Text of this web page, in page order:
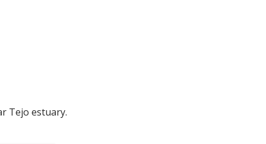
Tejo estuary.